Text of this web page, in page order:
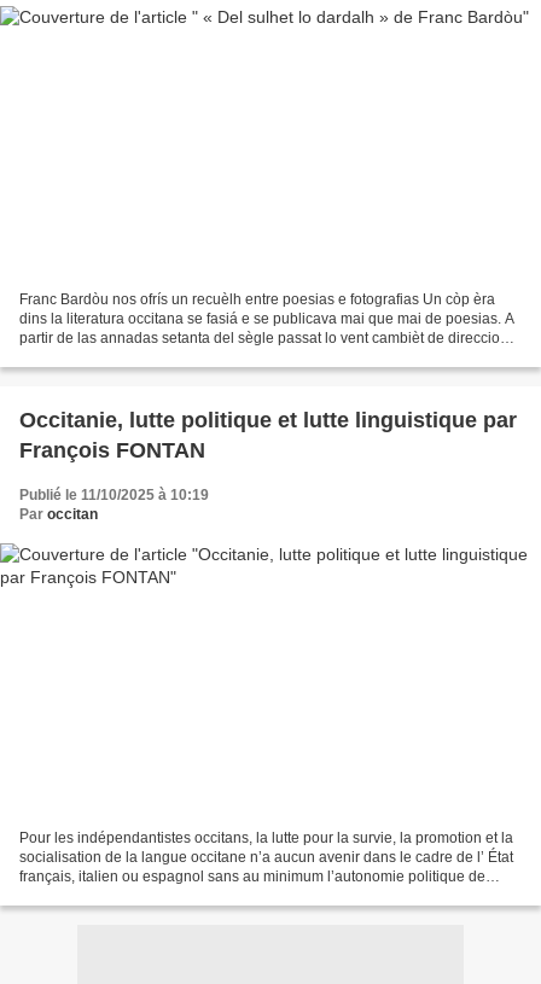
Franc Bardòu nos ofrís un recuèlh entre poesias e fotografias Un còp èra
dins la literatura occitana se fasiá e se publicava mai que mai de poesias. A
partir de las annadas setanta del sègle passat lo vent cambièt de direccion.
Occitanie, lutte politique et lutte linguistique par
François FONTAN
Publié le 11/10/2025 à 10:19
Par occitan
Pour les indépendantistes occitans, la lutte pour la survie, la promotion et la
socialisation de la langue occitane n’a aucun avenir dans le cadre de l’ État
français, italien ou espagnol sans au minimum l’autonomie politique de